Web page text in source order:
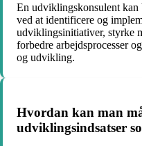
En udviklingskonsulent kan
ved at identificere og
udviklingsinitiativer, styrke
forbedre arbejdsprocesser
og udvikling.
Hvordan kan man
udviklingsindsatser